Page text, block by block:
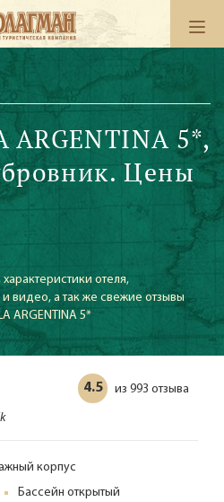
ARGENTINA 5*,
Цены
отеля,
видео, а так же свежие отзывы
ARGENTINA 5*
4.5 из 993 отзыва
корпус
Бассейн открытый